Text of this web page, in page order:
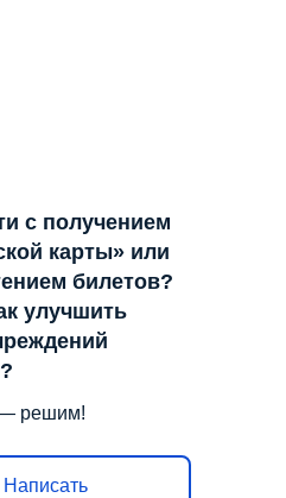
с получением
карты» или
билетов?
улучшить
решим!
Написать